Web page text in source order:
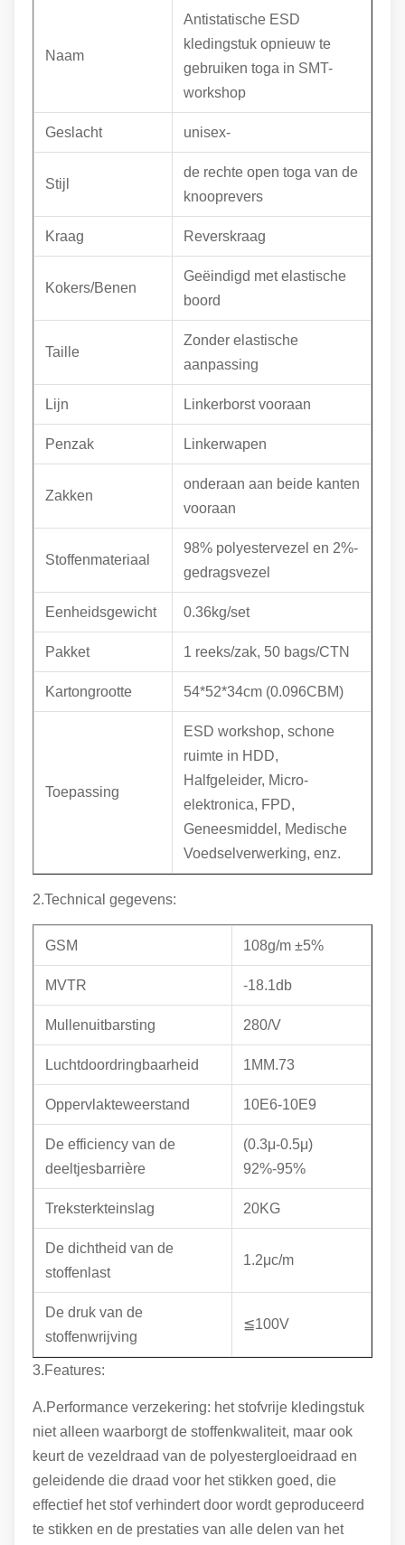
Naam
Antistatische ESD
kledingstuk opnieuw te
gebruiken toga in SMT-
workshop
Geslacht unisex-
Stijl
de rechte open toga van de
knooprevers
Kraag Reverskraag
Kokers/Benen
Geëindigd met elastische
boord
Taille
Zonder elastische
aanpassing
Lijn Linkerborst vooraan
Penzak Linkerwapen
Zakken
onderaan aan beide kanten
vooraan
Stoffenmateriaal
98% polyestervezel en 2%-
gedragsvezel
Eenheidsgewicht 0.36kg/set
Pakket 1 reeks/zak, 50 bags/CTN
Kartongrootte 54*52*34cm (0.096CBM)
Toepassing
ESD workshop, schone
ruimte in HDD,
Halfgeleider, Micro-
elektronica, FPD,
Geneesmiddel, Medische
Voedselverwerking, enz.
2.Technical gegevens:
GSM 108g/m ±5%
MVTR -18.1db
Mullenuitbarsting 280/V
Luchtdoordringbaarheid 1MM.73
Oppervlakteweerstand 10E6-10E9
De efficiency van de
deeltjesbarrière
(0.3μ-0.5μ)
92%-95%
Treksterkteinslag 20KG
De dichtheid van de
stoffenlast
1.2μc/m
De druk van de
stoffenwrijving
≦100V
3.Features:
A.Performance verzekering: het stofvrije kledingstuk
niet alleen waarborgt de stoffenkwaliteit, maar ook
keurt de vezeldraad van de polyestergloeidraad en
geleidende die draad voor het stikken goed, die
effectief het stof verhindert door wordt geproduceerd
te stikken en de prestaties van alle delen van het